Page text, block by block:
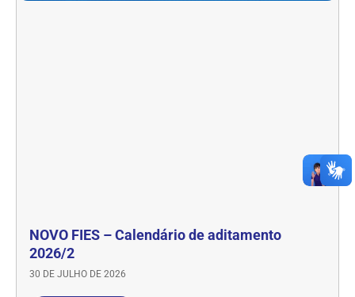
NOVO FIES – Calendário de aditamento
2026/2
30 DE JULHO DE 2026